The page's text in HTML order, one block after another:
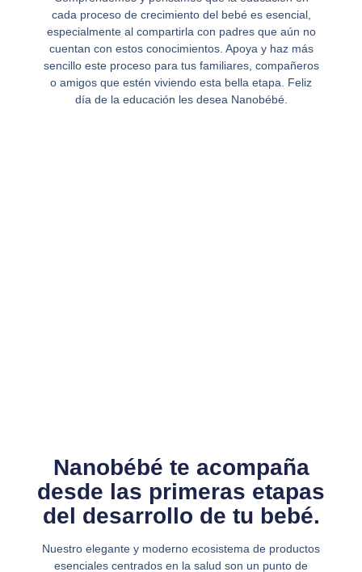
cada proceso de crecimiento del bebé es esencial,
especialmente al compartirla con padres que aún no
cuentan con estos conocimientos. Apoya y haz más
sencillo este proceso para tus familiares, compañeros
o amigos que estén viviendo esta bella etapa. Feliz
día de la educación les desea Nanobébé.
Nanobébé te acompaña
desde las primeras etapas
del desarrollo de tu bebé.
Nuestro elegante y moderno ecosistema de productos
esenciales centrados en la salud son un punto de